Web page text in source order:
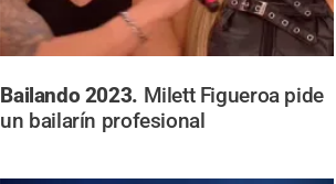
Bailando 2023. Milett Figueroa pide
un bailarín profesional